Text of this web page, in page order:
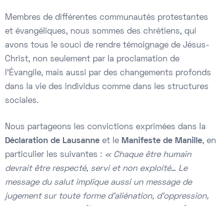
Membres de différentes communautés protestantes
et évangéliques, nous sommes des chrétiens, qui
avons tous le souci de rendre témoignage de Jésus-
Christ, non seulement par la proclamation de
l’Évangile, mais aussi par des changements profonds
dans la vie des individus comme dans les structures
sociales.
Nous partageons les convictions exprimées dans la
Déclaration de Lausanne et le Manifeste de Manille, en
particulier les suivantes : « Chaque être humain
devrait être respecté, servi et non exploité… Le
message du salut implique aussi un message de
jugement sur toute forme d’aliénation, d’oppression,